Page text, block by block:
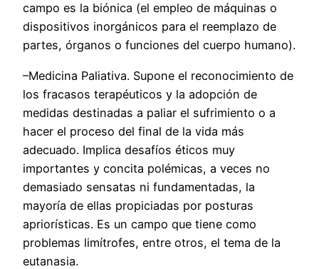
campo es la biónica (el empleo de máquinas o
dispositivos inorgánicos para el reemplazo de
partes, órganos o funciones del cuerpo humano).
–Medicina Paliativa. Supone el reconocimiento de
los fracasos terapéuticos y la adopción de
medidas destinadas a paliar el sufrimiento o a
hacer el proceso del final de la vida más
adecuado. Implica desafíos éticos muy
importantes y concita polémicas, a veces no
demasiado sensatas ni fundamentadas, la
mayoría de ellas propiciadas por posturas
apriorísticas. Es un campo que tiene como
problemas limítrofes, entre otros, el tema de la
eutanasia.